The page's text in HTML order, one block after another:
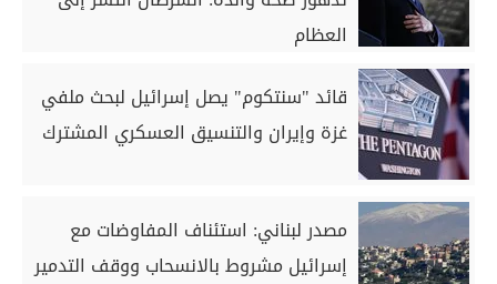
العظام
قائد "سنتكوم" يصل إسرائيل لبحث ملفي
غزة وإيران والتنسيق العسكري المشترك
مصدر لبناني: استئناف المفاوضات مع
إسرائيل مشروط بالانسحاب ووقف التدمير